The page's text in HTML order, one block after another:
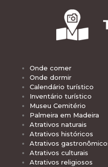
Onde comer
Onde dormir
Calendário turístico
Inventário turístico
Museu Cemitério
Palmeira em Madeira
Atrativos naturais
Atrativos históricos
Atrativos
Atrativos culturais
Atrativos religiosos